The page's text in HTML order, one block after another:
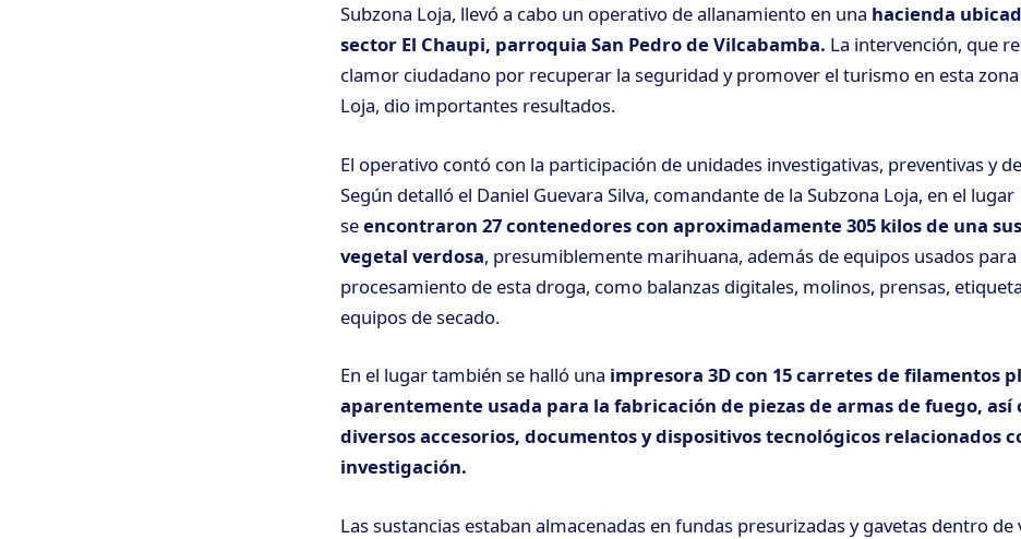
Subzona Loja, llevó a cabo un operativo de allanamiento en una hacienda
sector El Chaupi, parroquia San Pedro de Vilcabamba. La intervención, que
clamor ciudadano por recuperar la seguridad y promover el turismo en esta
Loja, dio importantes resultados.
El operativo contó con la participación de unidades investigativas, preventivas y
Según detalló el Daniel Guevara Silva, comandante de la Subzona Loja, en el lugar
seencontraron 27 contenedores con aproximadamente 305 kilos de una
vegetal verdosa, presumiblemente marihuana, además de equipos usados para
procesamiento de esta droga, como balanzas digitales, molinos, prensas,
equipos de secado.
En el lugar también se halló una impresora 3D con 15 carretes de filamentos
aparentemente usada para la fabricación de piezas de armas de fuego, así
diversos accesorios, documentos y dispositivos tecnológicos relacionados
investigación.
Las sustancias estaban almacenadas en fundas presurizadas y gavetas dentro de